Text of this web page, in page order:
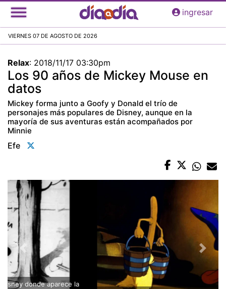
Pasar
al
principal
ingresar
VIERNES 07 DE AGOSTO DE 2026
Relax: 2018/11/17 03:30pm
Los 90 años de Mickey Mouse en
datos
Mickey forma junto a Goofy y Donald el trío de
personajes más populares de Disney, aunque en la
mayoría de sus aventuras están acompañados por
Minnie
Efe